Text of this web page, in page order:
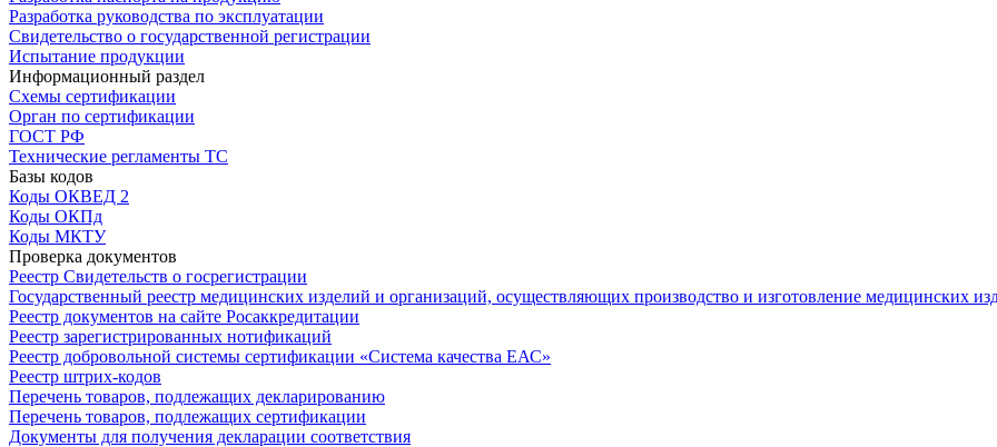
Разработка руководства по эксплуатации
Свидетельство о государственной регистрации
Испытание продукции
Информационный раздел
Схемы сертификации
Орган по сертификации
ГОСТ РФ
Технические регламенты ТС
Базы кодов
Коды ОКВЕД 2
Коды ОКПд
Коды МКТУ
Проверка документов
Реестр Свидетельств о госрегистрации
Государственный реестр медицинских изделий и организаций, осуществляющих производство и изготовление медицинских
Реестр документов на сайте Росаккредитации
Реестр зарегистрированных нотификаций
Реестр добровольной системы сертификации «Система качества ЕАС»
Реестр штрих-кодов
Перечень товаров, подлежащих декларированию
Перечень товаров, подлежащих сертификации
Документы для получения декларации соответствия